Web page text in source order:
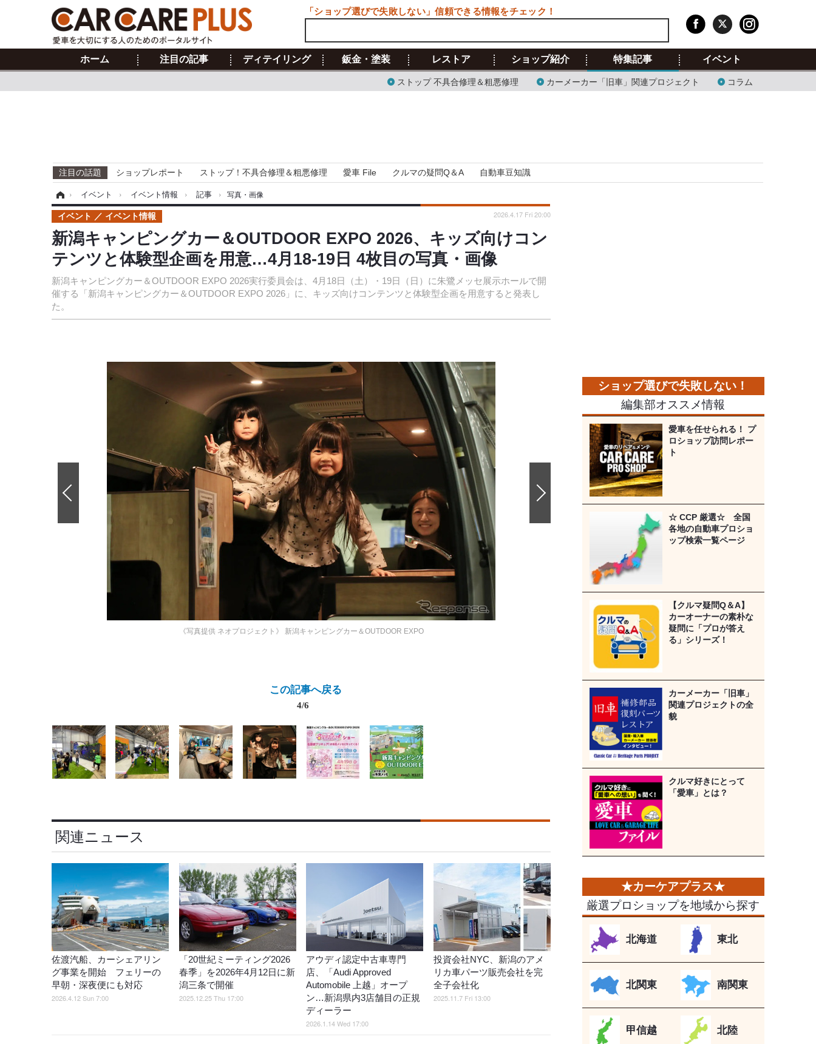
ホーム 注目の記事 ディテイリング 鈑金・塗装 レストア ショップ紹介 特集記事
ストップ 不具合修理＆粗悪修理 カーメーカー「旧車」関連プロジェクト コラム
イベント
注目の話題 ショップレポート ストップ！不具合修理＆粗悪修理 愛車 File クルマの疑問Q＆A 自動車豆知識
› イベント › イベント情報 › 記事 › 写真・画像
新潟キャンピングカー＆OUTDOOR EXPO 2026、キッズ向けコン
テンツと体験型企画を用意…4月18‐19日 4枚目の写真・画像
新潟キャンピングカー＆OUTDOOR EXPO 2026実行委員会は、4月18日（土）・19日（日）に朱鷺メッセ展示ホールで開
催する「新潟キャンピングカー＆OUTDOOR EXPO 2026」に、キッズ向けコンテンツと体験型企画を用意すると発表し
た。
イベント イベント情報 2026.4.17 Fri 20:00
《写真提供 ネオプロジェクト》 新潟キャンピングカー＆OUTDOOR EXPO
この記事へ戻る
4/6
関連ニュース
佐渡汽船、カーシェアリン
グ事業を開始 フェリーの
早朝・深夜便にも対応
2026.4.12 Sun 7:00
「20世紀ミーティング2026
春季」を2026年4月12日に新
潟三条で開催
2025.12.25 Thu 17:00
アウディ認定中古車専門
店、「Audi Approved
Automobile 上越」オープ
ン…新潟県内3店舗目の正規
ディーラー
2026.1.14 Wed 17:00
投資会社NYC、新潟のアメ
リカ車パーツ販売会社を完
全子会社化
2025.11.7 Fri 13:00
編集部オススメ情報
愛車を任せられる！ プ
ロショップ訪問レポー
ト
☆ CCP 厳選☆ 全国
各地の自動車プロショ
ップ検索一覧ページ
【クルマ疑問Q＆A】
カーオーナーの素朴な
疑問に「プロが答え
る」シリーズ！
カーメーカー「旧車」
関連プロジェクトの全
貌
クルマ好きにとって
「愛車」とは？
厳選プロショップを地域から探す
北海道 東北
北関東 南関東
甲信越 北陸
「ショップ選びで失敗しない」信頼できる情報をチェック！